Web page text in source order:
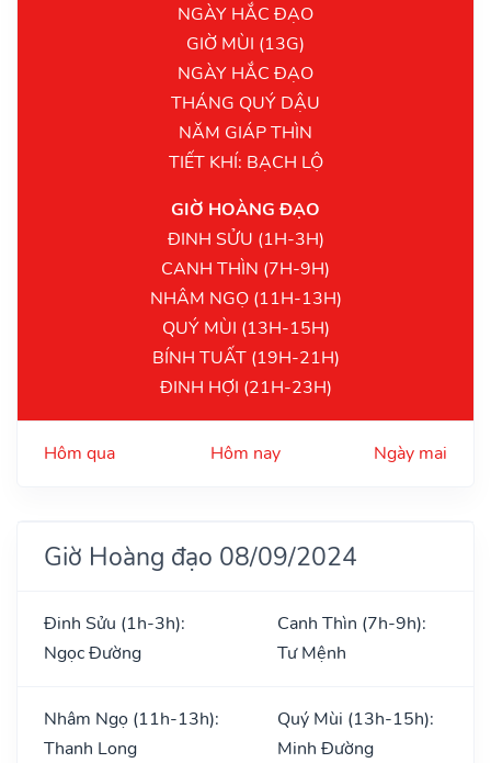
NGÀY HẮC ĐẠO
GIỜ MÙI (13G)
NGÀY HẮC ĐẠO
THÁNG QUÝ DẬU
NĂM GIÁP THÌN
TIẾT KHÍ: BẠCH LỘ
GIỜ HOÀNG ĐẠO
ĐINH SỬU (1H-3H)
CANH THÌN (7H-9H)
NHÂM NGỌ (11H-13H)
QUÝ MÙI (13H-15H)
BÍNH TUẤT (19H-21H)
ĐINH HỢI (21H-23H)
Hôm qua Hôm nay Ngày mai
Giờ Hoàng đạo 08/09/2024
Đinh Sửu (1h-3h):
Ngọc Đường
Canh Thìn (7h-9h):
Tư Mệnh
Nhâm Ngọ (11h-13h):
Thanh Long
Quý Mùi (13h-15h):
Minh Đường